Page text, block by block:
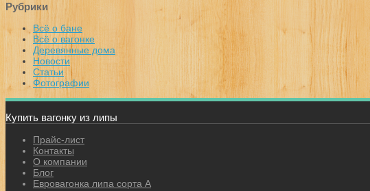
Рубрики
Всё о бане
Всё о вагонке
Деревянные дома
Новости
Статьи
Фотографии
Купить вагонку из липы
Прайс-лист
Контакты
О компании
Блог
Евровагонка липа сорта А